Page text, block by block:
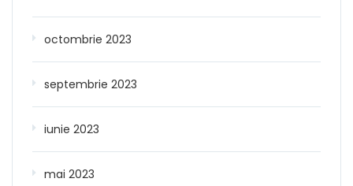
octombrie 2023
septembrie 2023
iunie 2023
mai 2023